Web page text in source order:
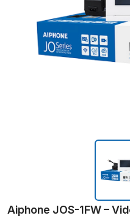
Aiphone JOS-1FW –